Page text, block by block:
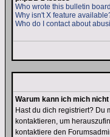
Who wrote this bulletin
Why isn't X feature
Who do I contact about
Warum kann ich mich
Hast du dich registriert? Du
kontaktieren, um
kontaktiere den